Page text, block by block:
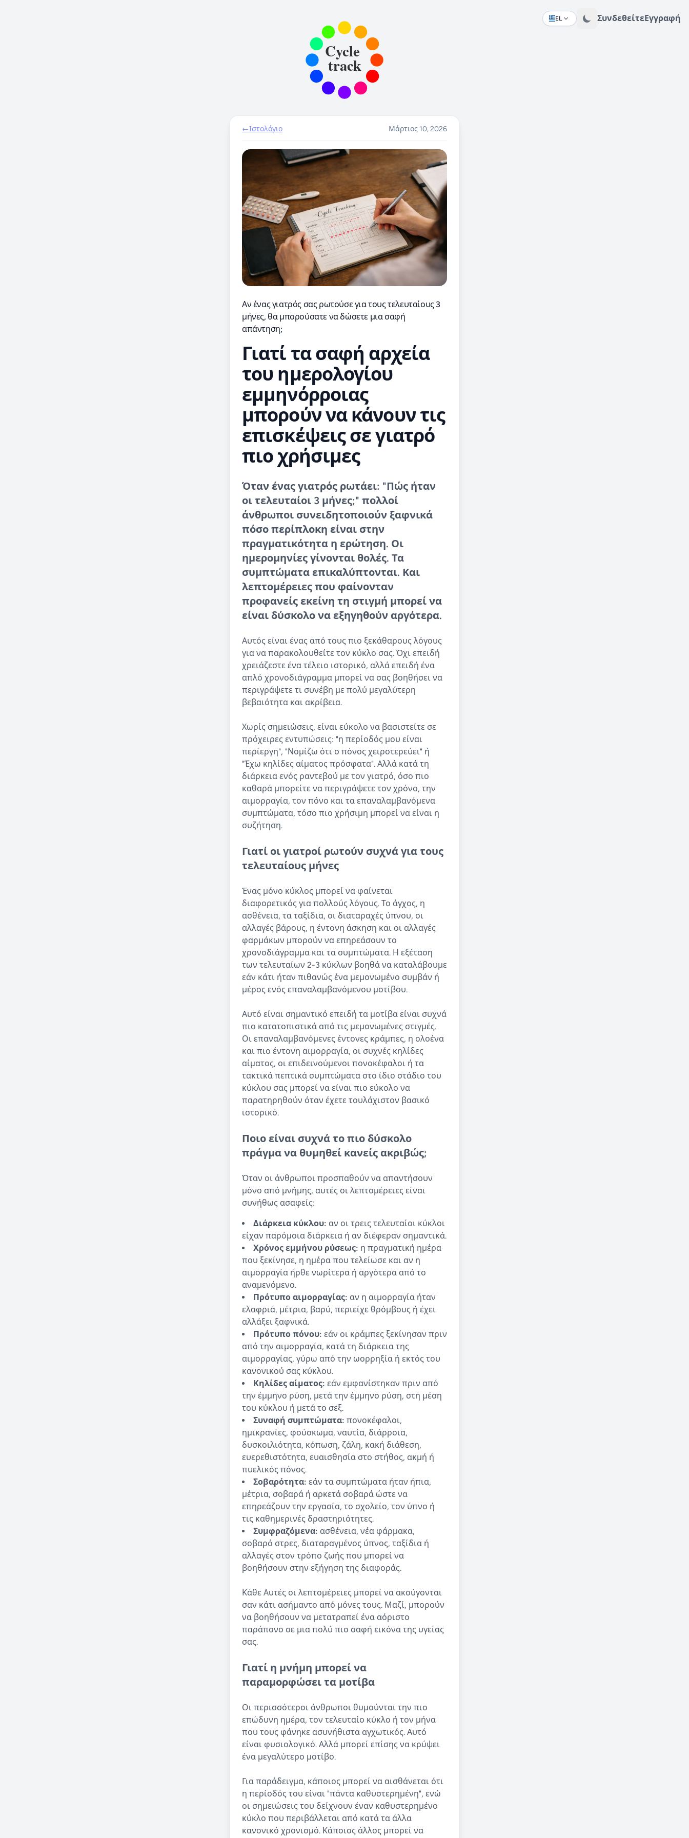
EL
Change languageΣυνδεθείτεΕγγραφή
←Ιστολόγιο Μάρτιος 10, 2026
Αν ένας γιατρός σας ρωτούσε για τους τελευταίους 3
μήνες, θα μπορούσατε να δώσετε μια σαφή
απάντηση;
Γιατί τα σαφή αρχεία
του ημερολογίου
εμμηνόρροιας
μπορούν να κάνουν τις
επισκέψεις σε γιατρό
πιο χρήσιμες
Όταν ένας γιατρός ρωτάει: "Πώς ήταν
οι τελευταίοι 3 μήνες;" πολλοί
άνθρωποι συνειδητοποιούν ξαφνικά
πόσο περίπλοκη είναι στην
πραγματικότητα η ερώτηση. Οι
ημερομηνίες γίνονται θολές. Τα
συμπτώματα επικαλύπτονται. Και
λεπτομέρειες που φαίνονταν
προφανείς εκείνη τη στιγμή μπορεί να
είναι δύσκολο να εξηγηθούν αργότερα.
Αυτός είναι ένας από τους πιο ξεκάθαρους λόγους
για να παρακολουθείτε τον κύκλο σας. Όχι επειδή
χρειάζεστε ένα τέλειο ιστορικό, αλλά επειδή ένα
απλό χρονοδιάγραμμα μπορεί να σας βοηθήσει να
περιγράψετε τι συνέβη με πολύ μεγαλύτερη
βεβαιότητα και ακρίβεια.
Χωρίς σημειώσεις, είναι εύκολο να βασιστείτε σε
πρόχειρες εντυπώσεις: "η περίοδός μου είναι
περίεργη", "Νομίζω ότι ο πόνος χειροτερεύει" ή
"Έχω κηλίδες αίματος πρόσφατα". Αλλά κατά τη
διάρκεια ενός ραντεβού με τον γιατρό, όσο πιο
καθαρά μπορείτε να περιγράψετε τον χρόνο, την
αιμορραγία, τον πόνο και τα επαναλαμβανόμενα
συμπτώματα, τόσο πιο χρήσιμη μπορεί να είναι η
συζήτηση.
Γιατί οι γιατροί ρωτούν συχνά για τους
τελευταίους μήνες
Ένας μόνο κύκλος μπορεί να φαίνεται
διαφορετικός για πολλούς λόγους. Το άγχος, η
ασθένεια, τα ταξίδια, οι διαταραχές ύπνου, οι
αλλαγές βάρους, η έντονη άσκηση και οι αλλαγές
φαρμάκων μπορούν να επηρεάσουν το
χρονοδιάγραμμα και τα συμπτώματα. Η εξέταση
των τελευταίων 2-3 κύκλων βοηθά να καταλάβουμε
εάν κάτι ήταν πιθανώς ένα μεμονωμένο συμβάν ή
μέρος ενός επαναλαμβανόμενου μοτίβου.
Αυτό είναι σημαντικό επειδή τα μοτίβα είναι συχνά
πιο κατατοπιστικά από τις μεμονωμένες στιγμές.
Οι επαναλαμβανόμενες έντονες κράμπες, η ολοένα
και πιο έντονη αιμορραγία, οι συχνές κηλίδες
αίματος, οι επιδεινούμενοι πονοκέφαλοι ή τα
τακτικά πεπτικά συμπτώματα στο ίδιο στάδιο του
κύκλου σας μπορεί να είναι πιο εύκολο να
παρατηρηθούν όταν έχετε τουλάχιστον βασικό
ιστορικό.
Ποιο είναι συχνά το πιο δύσκολο
πράγμα να θυμηθεί κανείς ακριβώς;
Όταν οι άνθρωποι προσπαθούν να απαντήσουν
μόνο από μνήμης, αυτές οι λεπτομέρειες είναι
συνήθως ασαφείς:
Διάρκεια κύκλου: αν οι τρεις τελευταίοι κύκλοι
είχαν παρόμοια διάρκεια ή αν διέφεραν σημαντικά.
Χρόνος εμμήνου ρύσεως: η πραγματική ημέρα
που ξεκίνησε, η ημέρα που τελείωσε και αν η
αιμορραγία ήρθε νωρίτερα ή αργότερα από το
αναμενόμενο.
Πρότυπο αιμορραγίας: αν η αιμορραγία ήταν
ελαφριά, μέτρια, βαρύ, περιείχε θρόμβους ή έχει
αλλάξει ξαφνικά.
Πρότυπο πόνου: εάν οι κράμπες ξεκίνησαν πριν
από την αιμορραγία, κατά τη διάρκεια της
αιμορραγίας, γύρω από την ωορρηξία ή εκτός του
κανονικού σας κύκλου.
Κηλίδες αίματος: εάν εμφανίστηκαν πριν από
την έμμηνο ρύση, μετά την έμμηνο ρύση, στη μέση
του κύκλου ή μετά το σεξ.
Συναφή συμπτώματα: πονοκέφαλοι,
ημικρανίες, φούσκωμα, ναυτία, διάρροια,
δυσκοιλιότητα, κόπωση, ζάλη, κακή διάθεση,
ευερεθιστότητα, ευαισθησία στο στήθος, ακμή ή
πυελικός πόνος.
Σοβαρότητα: εάν τα συμπτώματα ήταν ήπια,
μέτρια, σοβαρά ή αρκετά σοβαρά ώστε να
επηρεάζουν την εργασία, το σχολείο, τον ύπνο ή
τις καθημερινές δραστηριότητες.
Συμφραζόμενα: ασθένεια, νέα φάρμακα,
σοβαρό στρες, διαταραγμένος ύπνος, ταξίδια ή
αλλαγές στον τρόπο ζωής που μπορεί να
βοηθήσουν στην εξήγηση της διαφοράς.
Κάθε Αυτές οι λεπτομέρειες μπορεί να ακούγονται
σαν κάτι ασήμαντο από μόνες τους. Μαζί, μπορούν
να βοηθήσουν να μετατραπεί ένα αόριστο
παράπονο σε μια πολύ πιο σαφή εικόνα της υγείας
σας.
Γιατί η μνήμη μπορεί να
παραμορφώσει τα μοτίβα
Οι περισσότεροι άνθρωποι θυμούνται την πιο
επώδυνη ημέρα, τον τελευταίο κύκλο ή τον μήνα
που τους φάνηκε ασυνήθιστα αγχωτικός. Αυτό
είναι φυσιολογικό. Αλλά μπορεί επίσης να κρύψει
ένα μεγαλύτερο μοτίβο.
Για παράδειγμα, κάποιος μπορεί να αισθάνεται ότι
η περίοδός του είναι "πάντα καθυστερημένη", ενώ
οι σημειώσεις του δείχνουν έναν καθυστερημένο
κύκλο που περιβάλλεται από κατά τα άλλα
κανονικό χρονισμό. Κάποιος άλλος μπορεί να